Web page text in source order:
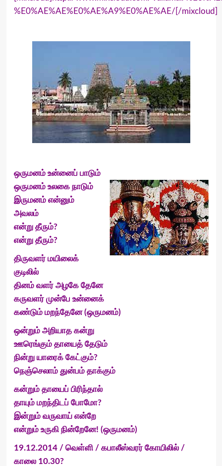
%E0%AE%AE%E0%AE%A9%E0%AE%AE/[/mixcloud]
ஒருமனம் உன்னைப் பாடும்
ஒருமனம் உலகை நாடும்
இருமனம் என்னும்
அவலம்
என்று தீரும்?
என்று தீரும்?
திருவளர் மயிலைக்
குடிலில்
தினம் வளர் அழகே தேனே
கருவளர் முன்பே உன்னைக்
கண்டும் மறந்தேனே (ஒருமனம்)
ஒன்றும் அறியாத கன்று
ஊரெங்கும் தாயைத் தேடும்
நின்று யாரைக் கேட்கும்?
நெஞ்செலாம் துன்பம் தாக்கும்
கன்றும் தாயைப் பிரிந்தால்
தாயும் மறந்திடப் போமோ?
இன்றும் வருவாய் என்றே
என்றும் உருகி நின்றேனே! (ஒருமனம்)
19.12.2014 / வெள்ளி / கபாலீஸ்வரர் கோயிலில் /
காலை 10.30?